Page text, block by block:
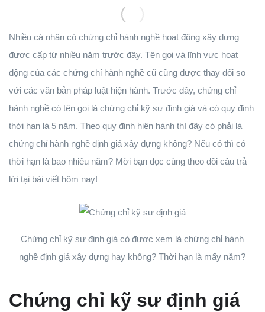
Nhiều cá nhân có chứng chỉ hành nghề hoạt động xây dựng
được cấp từ nhiều năm trước đây. Tên gọi và lĩnh vực hoạt
động của các chứng chỉ hành nghề cũ cũng được thay đổi so
với các văn bản pháp luật hiện hành. Trước đây, chứng chỉ
hành nghề có tên gọi là chứng chỉ kỹ sư định giá và có quy định
thời hạn là 5 năm. Theo quy định hiện hành thì đây có phải là
chứng chỉ hành nghề định giá xây dựng không? Nếu có thì có
thời hạn là bao nhiêu năm? Mời bạn đọc cùng theo dõi câu trả
lời tại bài viết hôm nay!
Chứng chỉ kỹ sư định giá có được xem là chứng chỉ hành
nghề định giá xây dựng hay không? Thời hạn là mấy năm?
Chứng chỉ kỹ sư định giá